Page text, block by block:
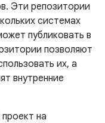
Эти репозитории
системах
публиковать в
позволяют
их, а
внутренние
на